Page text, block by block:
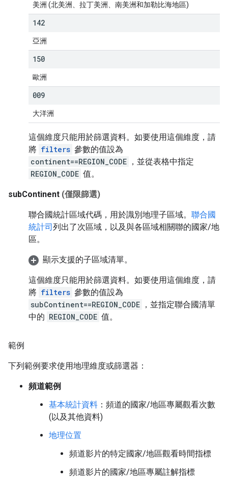
美洲 (北美洲、拉丁美洲、南美洲和加勒比海地區)
142
亞洲
150
歐洲
009
大洋洲
這個維度只能用於篩選資料。如要使用這個維度，請
將 filters 參數的值設為
continent==REGION_CODE ，並從表格中指定
REGION_CODE 值。
subContinent (僅限篩選)
聯合國統計區域代碼，用於識別地理子區域。 聯合國
統計司列出了次區域，以及與各區域相關聯的國家/地
區。
顯示支援的子區域清單。
這個維度只能用於篩選資料。如要使用這個維度，請
將 filters 參數的值設為
subContinent==REGION_CODE ，並指定聯合國清單
中的 REGION_CODE 值。
範例
下列範例要求使用地理維度或篩選器：
頻道範例
基本統計資料 ：頻道的國家/地區專屬觀看次數
(以及其他資料)
地理位置
頻道影片的特定國家/地區觀看時間指標
頻道影片的國家/地區專屬註解指標